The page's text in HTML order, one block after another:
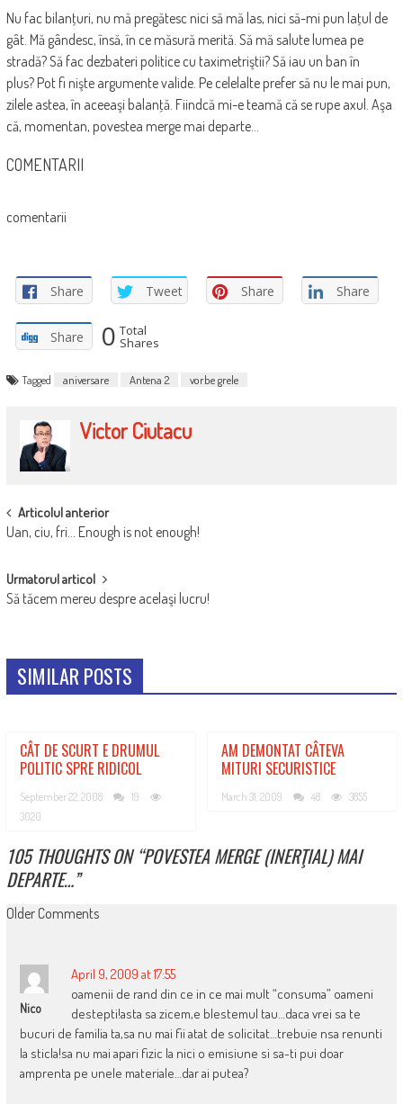
Nu fac bilanţuri, nu mă pregătesc nici să mă las, nici să-mi pun laţul de
gât. Mă gândesc, însă, în ce măsură merită. Să mă salute lumea pe
stradă? Să fac dezbateri politice cu taximetriştii? Să iau un ban în
plus? Pot fi nişte argumente valide. Pe celelalte prefer să nu le mai pun,
zilele astea, în aceeaşi balanţă. Fiindcă mi-e teamă că se rupe axul. Aşa
că, momentan, povestea merge mai departe…
COMENTARII
comentarii
Share Tweet Share Share
Share 0 Total
Shares
Tagged aniversare Antena 2 vorbe grele
Victor Ciutacu
POST
NAVIGATION
Articolul anterior
Uan, ciu, fri… Enough is not enough!
Urmatorul articol
Să tăcem mereu despre acelaşi lucru!
SIMILAR POSTS
CÂT DE SCURT E DRUMUL
POLITIC SPRE RIDICOL
September 22, 2008
19
3020
AM DEMONTAT CÂTEVA
MITURI SECURISTICE
March 31, 2009 48 3855
105 THOUGHTS ON “POVESTEA MERGE (INERŢIAL) MAI
DEPARTE…”
COMMENT
Older Comments
Nico
April 9, 2009 at 17:55
oamenii de rand din ce in ce mai mult “consuma” oameni
destepti!asta sa zicem,e blestemul tau…daca vrei sa te
bucuri de familia ta,sa nu mai fii atat de solicitat…trebuie nsa renunti
la sticla!sa nu mai apari fizic la nici o emisiune si sa-ti pui doar
amprenta pe unele materiale…dar ai putea?